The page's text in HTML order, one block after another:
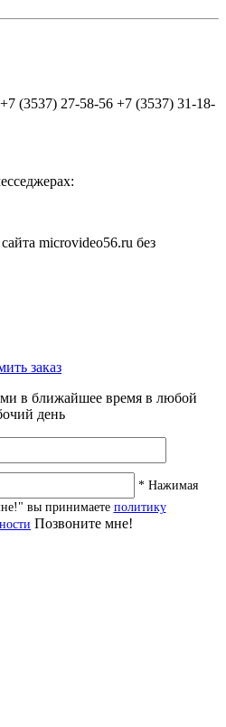
(3537) 27-58-56 +7 (3537) 31-18-
microvideo56.ru без
заказ
в ближайшее время в любой
день
* Нажимая
вы принимаете политику
Позвоните мне!